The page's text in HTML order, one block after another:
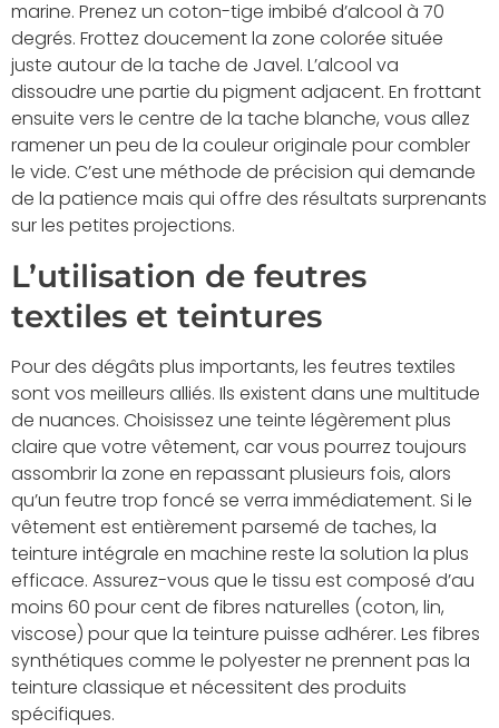
marine. Prenez un coton-tige imbibé d’alcool à 70
degrés. Frottez doucement la zone colorée située
juste autour de la tache de Javel. L’alcool va
dissoudre une partie du pigment adjacent. En frottant
ensuite vers le centre de la tache blanche, vous allez
ramener un peu de la couleur originale pour combler
le vide. C’est une méthode de précision qui demande
de la patience mais qui offre des résultats surprenants
sur les petites projections.
L’utilisation de feutres
textiles et teintures
Pour des dégâts plus importants, les feutres textiles
sont vos meilleurs alliés. Ils existent dans une multitude
de nuances. Choisissez une teinte légèrement plus
claire que votre vêtement, car vous pourrez toujours
assombrir la zone en repassant plusieurs fois, alors
qu’un feutre trop foncé se verra immédiatement. Si le
vêtement est entièrement parsemé de taches, la
teinture intégrale en machine reste la solution la plus
efficace. Assurez-vous que le tissu est composé d’au
moins 60 pour cent de fibres naturelles (coton, lin,
viscose) pour que la teinture puisse adhérer. Les fibres
synthétiques comme le polyester ne prennent pas la
teinture classique et nécessitent des produits
spécifiques.